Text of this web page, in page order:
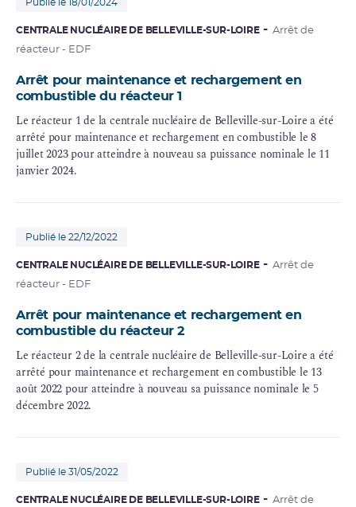
Publié le 18/01/2024
CENTRALE NUCLÉAIRE DE BELLEVILLE-SUR-LOIRE
Arrêt de
réacteur - EDF
Arrêt pour maintenance et rechargement en
combustible du réacteur 1
Le réacteur 1 de la centrale nucléaire de Belleville-sur-Loire a été
arrêté pour maintenance et rechargement en combustible le 8
juillet 2023 pour atteindre à nouveau sa puissance nominale le 11
janvier 2024.
Publié le 22/12/2022
CENTRALE NUCLÉAIRE DE BELLEVILLE-SUR-LOIRE
Arrêt de
réacteur - EDF
Arrêt pour maintenance et rechargement en
combustible du réacteur 2
Le réacteur 2 de la centrale nucléaire de Belleville-sur-Loire a été
arrêté pour maintenance et rechargement en combustible le 13
août 2022 pour atteindre à nouveau sa puissance nominale le 5
décembre 2022.
Publié le 31/05/2022
CENTRALE NUCLÉAIRE DE BELLEVILLE-SUR-LOIRE
Arrêt de